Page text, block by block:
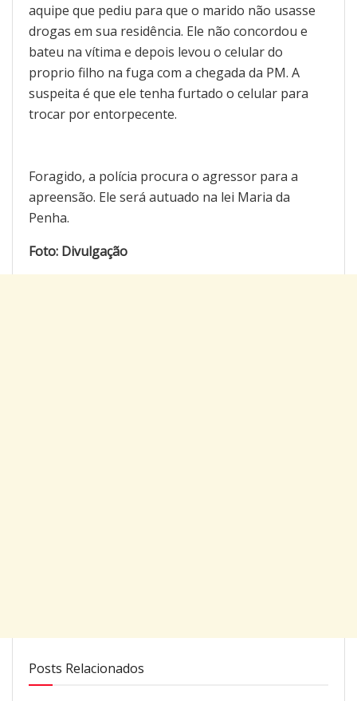
aquipe que pediu para que o marido não usasse
drogas em sua residência. Ele não concordou e
bateu na vítima e depois levou o celular do
proprio filho na fuga com a chegada da PM. A
suspeita é que ele tenha furtado o celular para
trocar por entorpecente.
Foragido, a polícia procura o agressor para a
apreensão. Ele será autuado na lei Maria da
Penha.
Foto: Divulgação
Posts Relacionados